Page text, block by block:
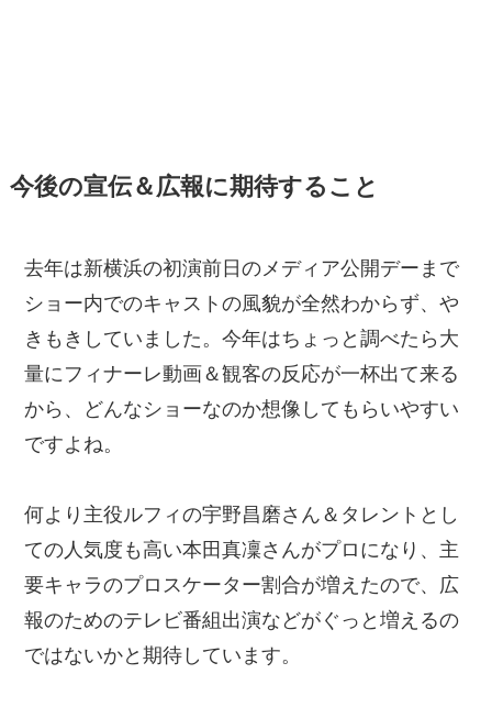
今後の宣伝＆広報に期待すること
去年は新横浜の初演前日のメディア公開デーまで
ショー内でのキャストの風貌が全然わからず、や
きもきしていました。今年はちょっと調べたら大
量にフィナーレ動画＆観客の反応が一杯出て来る
から、どんなショーなのか想像してもらいやすい
ですよね。
何より主役ルフィの宇野昌磨さん＆タレントとし
ての人気度も高い本田真凜さんがプロになり、主
要キャラのプロスケーター割合が増えたので、広
報のためのテレビ番組出演などがぐっと増えるの
ではないかと期待しています。